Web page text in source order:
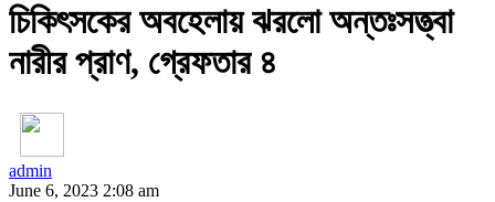
চিকিৎসকের অবহেলায় ঝরলো অন্তঃসত্ত্বা
নারীর প্রাণ, গ্রেফতার ৪
admin
June 6, 2023 2:08 am